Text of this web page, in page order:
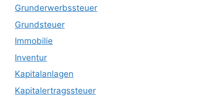
Grunderwerbssteuer
Grundsteuer
Immobilie
Inventur
Kapitalanlagen
Kapitalertragssteuer